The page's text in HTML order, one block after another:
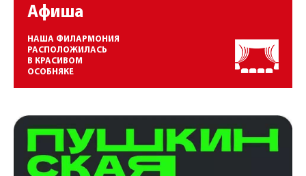
Афиша
НАША ФИЛАРМОНИЯ
РАСПОЛОЖИЛАСЬ
В КРАСИВОМ
ОСОБНЯКЕ